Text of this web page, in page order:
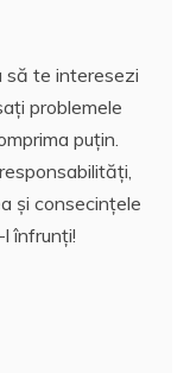
aj
e
a
z
ă
să te interesezi
problemele
puțin.
și consecințele
înfrunți!